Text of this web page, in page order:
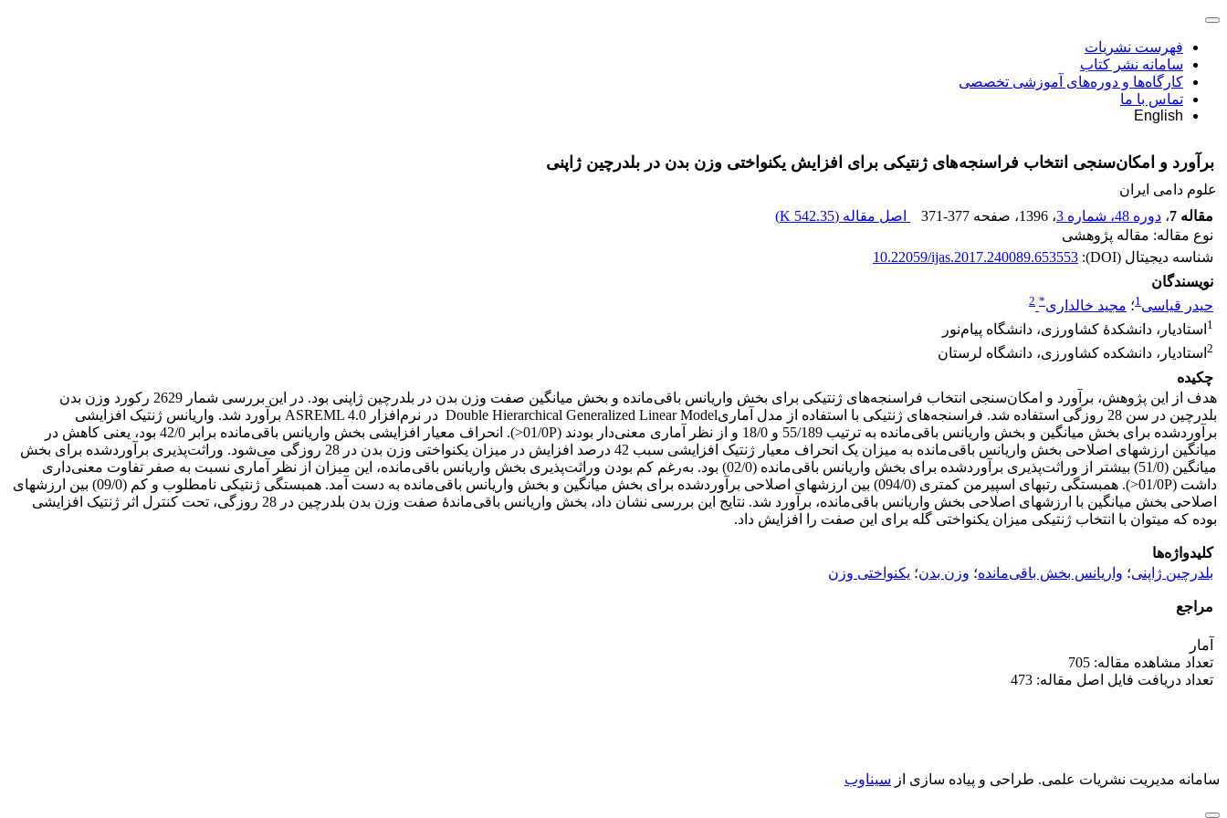
فهرست نشریات
سامانه نشر کتاب
کارگاه‌ها و دوره‌های آموزشی تخصصی
تماس با ما
English
برآورد و امکان‌سنجی انتخاب فراسنجه‌های ژنتیکی برای افزایش یکنواختی وزن بدن در بلدرچین ژاپنی
علوم دامی ایران
مقاله 7
، دوره 48، شماره 3 ، 1396 ، صفحه 371-377 اصل مقاله (542.35 K
)
نوع مقاله: مقاله پژوهشی
شناسه دیجیتال (DOI):
10.22059/ijas.2017.240089.653553
نویسندگان
حیدر قیاسی1؛ مجید خالداری*
2
1 استادیار، دانشکدۀ کشاورزی، دانشگاه پیام‌نور
2 استادیار، دانشکده کشاورزی، دانشگاه لرستان
چکیده
هدف از این پژوهش، برآورد و امکان‌سنجی انتخاب فراسنجه‌های ژنتیکی برای بخش واریانس باقی‌مانده و بخش میانگین صفت وزن بدن در بلدرچین ژاپنی بود. در این بررسی شمار 2629 رکورد وزن بدن
بلدرچین در سن 28 روزگی استفاده شد. فراسنجه‌­های ژنتیکی با استفاده از مدل آماریDouble Hierarchical Generalized Linear Model در نرم‌افزار ASREML 4.0 برآورد شد. واریانس ژنتیک افزایشی
برآوردشده برای بخش میانگین و بخش واریانس باقی‌مانده به ترتیب 55/189 و 18/0 و از نظر آماری معنی‌دار بودند (01/0P<). انحراف معیار افزایشی بخش واریانس باقی‌مانده برابر 42/0 بود، یعنی کاهش در
میانگین ارزش­های اصلاحی بخش واریانس باقی‌مانده به میزان یک انحراف معیار ژنتیک افزایشی سبب 42 درصد افزایش در میزان یکنواختی وزن بدن در 28 روزگی می‌شود. وراثت‌پذیری برآوردشده برای بخش
میانگین (51/0) بیشتر از وراثت‌پذیری برآوردشده برای بخش واریانس باقی‌مانده (02/0) بود. به‌رغم کم بودن وراثت‌پذیری بخش واریانس باقی‌مانده، این میزان از نظر آماری نسبت به صفر تفاوت معنی‌داری
داشت (01/0P<). همبستگی رتبه­ای اسپیرمن کمتری (094/0) بین ارزشهای اصلاحی برآوردشده برای بخش میانگین و بخش واریانس باقی‌مانده به دست آمد. همبستگی ژنتیکی نامطلوب و کم (09/0) بین ارزشهای
اصلاحی بخش میانگین با ارزش­های اصلاحی بخش واریانس باقی‌مانده، برآورد شد. نتایج این بررسی نشان داد، بخش واریانس باقی‌ماندۀ صفت وزن بدن بلدرچین در 28 روزگی، تحت کنترل اثر ژنتیک افزایشی
بوده که می­توان با انتخاب ژنتیکی میزان یکنواختی گله برای این صفت را افزایش داد.
کلیدواژه‌ها
بلدرچین ژاپنی؛ واریانس بخش باقی‌مانده؛ وزن بدن؛ یکنواختی وزن
مراجع
آمار
تعداد مشاهده مقاله: 705
تعداد دریافت فایل اصل مقاله: 473
سامانه مدیریت نشریات علمی. طراحی و پیاده سازی از سیناوب